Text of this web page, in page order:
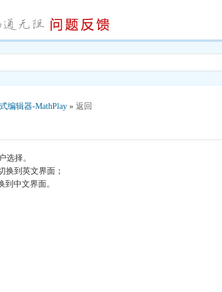
编辑器-MathPlay » 返回
选择。
换到英文界面；
到中文界面。